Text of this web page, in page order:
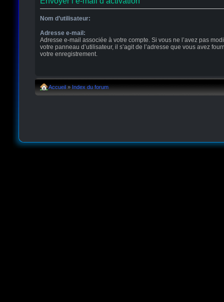
Nom d’utilisateur:
Adresse e-mail:
Adresse e-mail associée à votre compte. Si vous ne l’avez pas
votre panneau d’utilisateur, il s’agit de l’adresse que vous avez
votre enregistrement.
Accueil » Index du forum